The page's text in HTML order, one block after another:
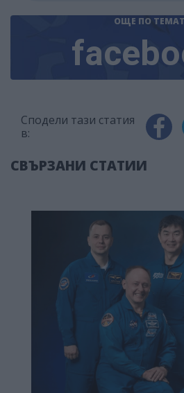
ОЩЕ ПО
Сподели тази статия
в:
СВЪРЗАНИ СТАТИИ